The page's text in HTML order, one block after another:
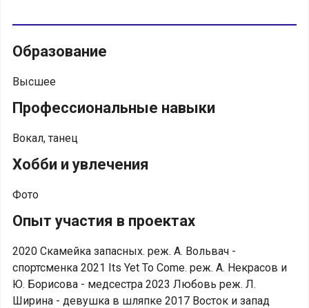
Образование
Высшее
Профессиональные навыки
Вокал, танец
Хобби и увлечения
Фото
Опыт участия в проектах
2020 Скамейка запасных. реж. А. Вольвач -
спортсменка 2021 Its Yet To Come. реж. А. Некрасов и
Ю. Борисова - медсестра 2023 Любовь реж. Л.
Ширина - девушка в шляпке 2017 Восток и запад